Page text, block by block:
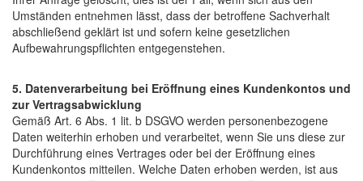
Umständen entnehmen lässt, dass der betroffene Sachverhalt
abschließend geklärt ist und sofern keine gesetzlichen
Aufbewahrungspflichten entgegenstehen.
5. Datenverarbeitung bei Eröffnung eines Kundenkontos und
zur Vertragsabwicklung
Gemäß Art. 6 Abs. 1 lit. b DSGVO werden personenbezogene
Daten weiterhin erhoben und verarbeitet, wenn Sie uns diese zur
Durchführung eines Vertrages oder bei der Eröffnung eines
Kundenkontos mitteilen. Welche Daten erhoben werden, ist aus